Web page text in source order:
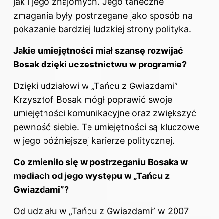
zmagania były postrzegane jako sposób na
pokazanie bardziej ludzkiej strony polityka.
Jakie umiejętności miał szansę rozwijać
Bosak dzięki uczestnictwu w programie?
Dzięki udziałowi w „Tańcu z Gwiazdami”
Krzysztof Bosak mógł poprawić swoje
umiejętności komunikacyjne oraz zwiększyć
pewność siebie. Te umiejętności są kluczowe
w jego późniejszej karierze politycznej.
Co zmieniło się w postrzeganiu Bosaka w
mediach od jego występu w „Tańcu z
Gwiazdami”?
Od udziału w „Tańcu z Gwiazdami” w 2007